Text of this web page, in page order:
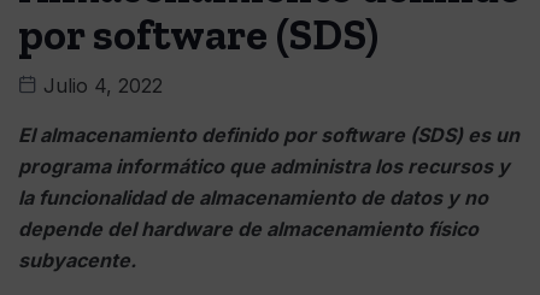
por software (SDS)
Julio 4, 2022
El almacenamiento definido por software (SDS) es un
programa informático que administra los recursos y
la funcionalidad de almacenamiento de datos y no
depende del hardware de almacenamiento físico
subyacente.